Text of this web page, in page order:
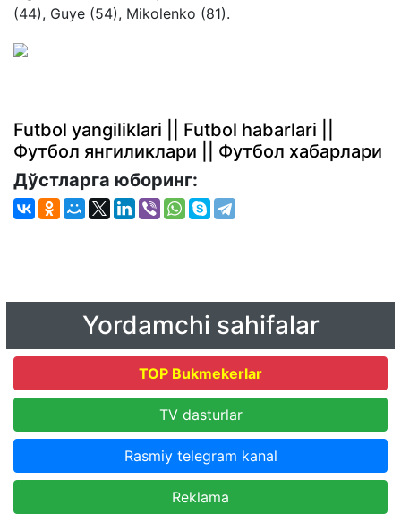
(44), Guye (54), Mikolenko (81).
Futbol yangiliklari || Futbol habarlari ||
Футбол янгиликлари || Футбол хабарлари
Дўстларга юборинг:
Yordamchi sahifalar
TOP Bukmekerlar
TV dasturlar
Rasmiy telegram kanal
Reklama